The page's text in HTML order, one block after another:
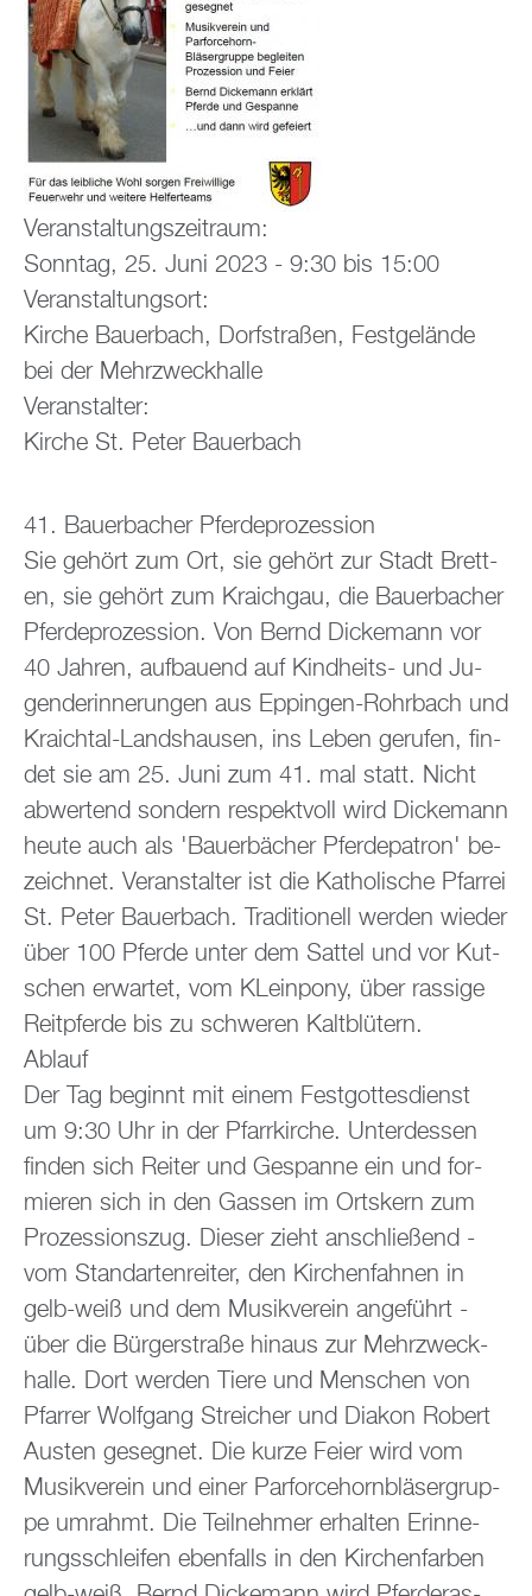
Ver­an­stal­tungs­zeit­raum:
Sonn­tag, 25. Juni 2023 - 9:30 bis 15:00
Ver­an­stal­tungs­ort:
Kir­che Bau­er­bach, Dorf­stra­ßen, Fest­ge­län­de
bei der Mehr­zweck­hal­le
Ver­an­stal­ter:
Kir­che St. Peter Bau­er­bach
41. Bau­er­ba­cher Pfer­de­pro­zes­si­on
Sie ge­hört zum Ort, sie ge­hört zur Stadt Brett­
en, sie ge­hört zum Kraich­gau, die Bau­er­ba­cher
Pfer­de­pro­zes­si­on. Von Bernd Di­cke­mann vor
40 Jah­ren, auf­bau­end auf Kind­heits- und Ju­
gend­er­in­ne­run­gen aus Ep­pin­gen-Rohr­bach und
Kraich­tal-Lands­hau­sen, ins Leben ge­ru­fen, fin­
det sie am 25. Juni zum 41. mal statt. Nicht
ab­wer­tend son­dern re­spekt­voll wird Di­cke­mann
heute auch als 'Bau­er­bä­cher Pfer­de­pa­tron' be­
zeich­net. Ver­an­stal­ter ist die Ka­tho­li­sche Pfar­rei
St. Peter Bau­er­bach. Tra­di­tio­nell wer­den wie­der
über 100 Pfer­de unter dem Sat­tel und vor Kut­
schen er­war­tet, vom KLein­po­ny, über ras­si­ge
Reit­pfer­de bis zu schwe­ren Kalt­blü­tern.
Ab­lauf
Der Tag be­ginnt mit einem Fest­got­tes­dienst
um 9:30 Uhr in der Pfarr­kir­che. Un­ter­des­sen
fin­den sich Rei­ter und Ge­span­ne ein und for­
mie­ren sich in den Gas­sen im Orts­kern zum
Pro­zes­si­ons­zug. Die­ser zieht an­schlie­ßend -
vom Stan­dar­ten­rei­ter, den Kir­chen­fah­nen in
gelb-weiß und dem Mu­sik­ver­ein an­ge­führt -
über die Bür­ger­stra­ße hin­aus zur Mehr­zweck­
hal­le. Dort wer­den Tiere und Men­schen von
Pfar­rer Wolf­gang Strei­cher und Dia­kon Ro­bert
Aus­ten ge­seg­net. Die kurze Feier wird vom
Mu­sik­ver­ein und einer Par­force­horn­blä­ser­grup­
pe um­rahmt. Die Teil­neh­mer er­hal­ten Er­in­ne­
rungs­schlei­fen eben­falls in den Kir­chen­far­ben